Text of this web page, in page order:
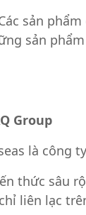
sản
sản
Group
là
thức sâu
liên lạc